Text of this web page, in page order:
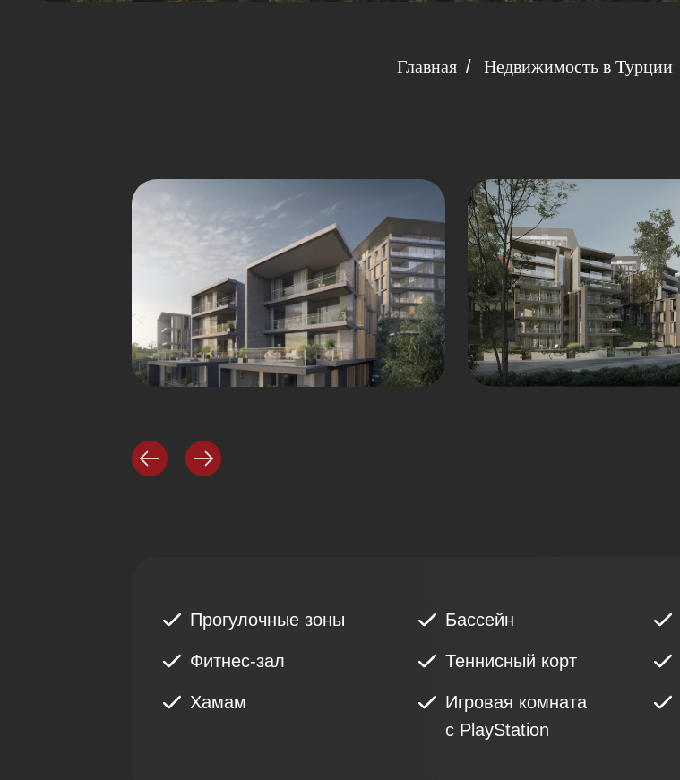
Главная / Недвижимость в Турции
Прогулочные зоны
Фитнес-зал
Бассейн
Теннисный корт
Хамам
Игровая комната
с PlayStation